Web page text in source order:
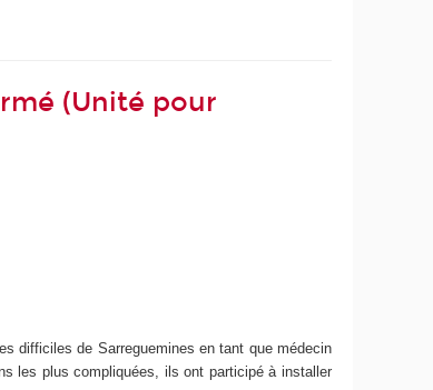
(Unité pour
difficiles de Sarreguemines en tant que médecin
les plus compliquées, ils ont participé à installer